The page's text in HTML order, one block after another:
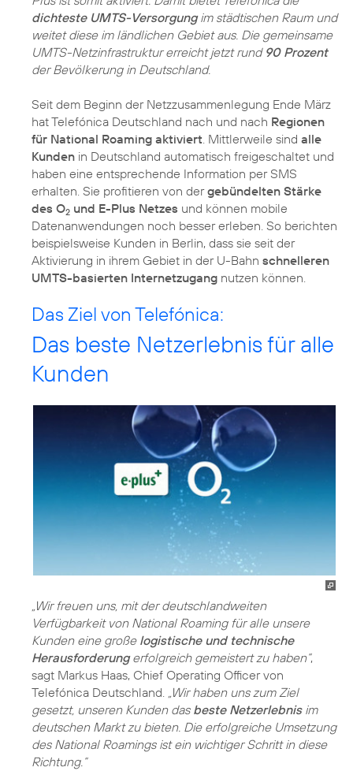
dichteste UMTS-Versorgungim städtischen Raum und
weitet diese im ländlichen Gebiet aus. Die gemeinsame
UMTS-Netzinfrastruktur erreicht jetzt rund 90 Prozent
der Bevölkerung in Deutschland.
Seit dem Beginn der Netzzusammenlegung Ende März
hat Telefónica Deutschland nach und nach Regionen
für National Roaming aktiviert . Mittlerweile sind alle
Kunden in Deutschland automatisch freigeschaltet und
haben eine entsprechende Information per SMS
erhalten. Sie profitieren von dergebündelten Stärke
des O2 und E-Plus Netzes und können mobile
Datenanwendungen noch besser erleben. So berichten
beispielsweise Kunden in Berlin, dass sie seit der
Aktivierung in ihrem Gebiet in der U-Bahn schnelleren
UMTS-basierten Internetzugang nutzen können.
Das Ziel von Telefónica:
Das beste Netzerlebnis für alle
Kunden
„Wir freuen uns, mit der deutschlandweiten
Verfügbarkeit von National Roaming für alle unsere
Kunden eine große logistische und technische
Herausforderungerfolgreich gemeistert zu haben“,
sagt Markus Haas, Chief Operating Officer von
Telefónica Deutschland. „Wir haben uns zum Ziel
gesetzt, unseren Kunden das beste Netzerlebnisim
deutschen Markt zu bieten. Die erfolgreiche Umsetzung
des National Roamings ist ein wichtiger Schritt in diese
Richtung.“